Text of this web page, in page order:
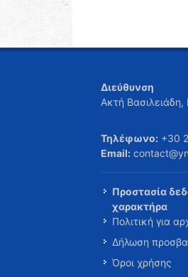
Διεύθυνση
Ακτή
Τηλέφωνο: +30
Email:
Προστασία
χαρακτήρα
Πολιτική για
Δήλωση
Όροι χρήσης